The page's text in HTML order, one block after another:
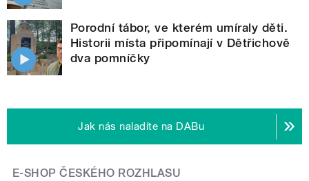
Porodní tábor, ve kterém umíraly děti.
Historii místa připomínají v Dětřichově
dva pomníčky
Jak nás naladíte na DABu
E-SHOP ČESKÉHO ROZHLASU